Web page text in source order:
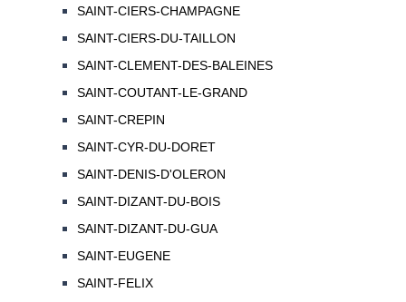
SAINT-CIERS-CHAMPAGNE
SAINT-CIERS-DU-TAILLON
SAINT-CLEMENT-DES-BALEINES
SAINT-COUTANT-LE-GRAND
SAINT-CREPIN
SAINT-CYR-DU-DORET
SAINT-DENIS-D'OLERON
SAINT-DIZANT-DU-BOIS
SAINT-DIZANT-DU-GUA
SAINT-EUGENE
SAINT-FELIX